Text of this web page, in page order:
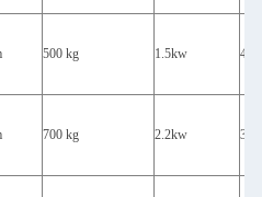
500 kg 1.5kw 400
700 kg 2.2kw 350